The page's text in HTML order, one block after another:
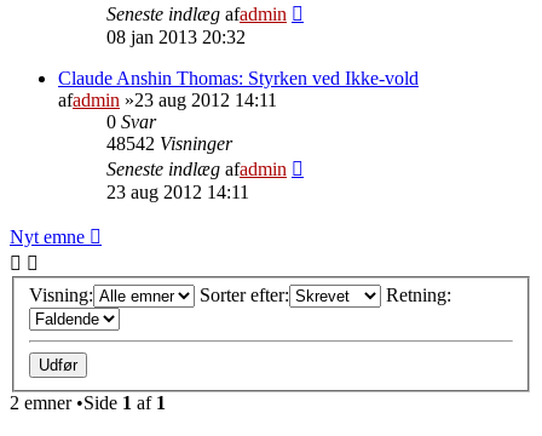
Seneste indlæg afadmin
08 jan 2013 20:32
Claude Anshin Thomas: Styrken ved Ikke-vold
afadmin »23 aug 2012 14:11
0 Svar
48542 Visninger
Seneste indlæg afadmin
23 aug 2012 14:11
Nyt emne
Visning: Sorter efter: Retning:
2 emner •Side 1 af 1